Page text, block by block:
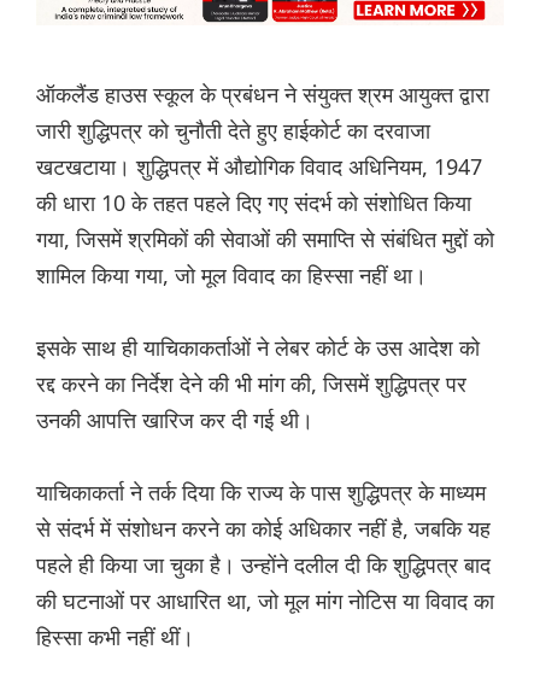
ऑकलैंड हाउस स्कूल के प्रबंधन ने संयुक्त श्रम आयुक्त द्वारा
जारी शुद्धिपत्र को चुनौती देते हुए हाईकोर्ट का दरवाजा
खटखटाया। शुद्धिपत्र में औद्योगिक विवाद अधिनियम, 1947
की धारा 10 के तहत पहले दिए गए संदर्भ को संशोधित किया
गया, जिसमें श्रमिकों की सेवाओं की समाप्ति से संबंधित मुद्दों को
शामिल किया गया, जो मूल विवाद का हिस्सा नहीं था।
इसके साथ ही याचिकाकर्ताओं ने लेबर कोर्ट के उस आदेश को
रद्द करने का निर्देश देने की भी मांग की, जिसमें शुद्धिपत्र पर
उनकी आपत्ति खारिज कर दी गई थी।
याचिकाकर्ता ने तर्क दिया कि राज्य के पास शुद्धिपत्र के माध्यम
से संदर्भ में संशोधन करने का कोई अधिकार नहीं है, जबकि यह
पहले ही किया जा चुका है। उन्होंने दलील दी कि शुद्धिपत्र बाद
की घटनाओं पर आधारित था, जो मूल मांग नोटिस या विवाद का
हिस्सा कभी नहीं थीं।